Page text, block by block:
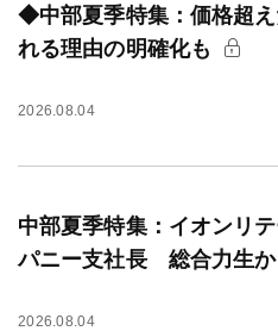
◆中部夏季特集：価格超
れる理由の明確化も
2026.08.04
中部夏季特集：イオンリ
パニー支社長 総合力生
2026.08.04